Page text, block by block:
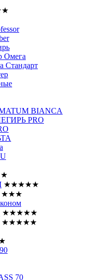
Омега
Стандарт
BIANCA
PRO
★★★★★
★★★
★★★★★
★★★★★
70